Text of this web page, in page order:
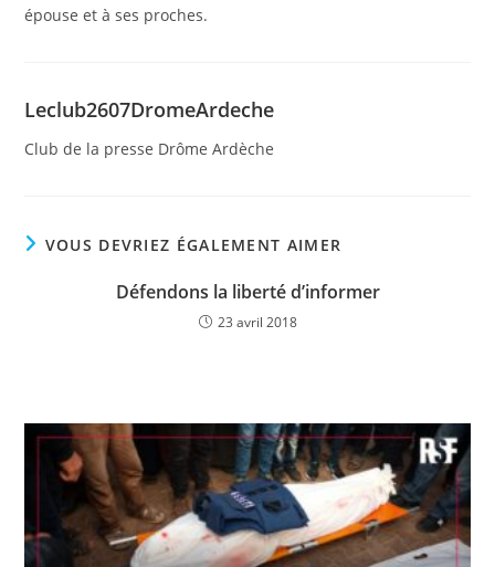
épouse et à ses proches.
Leclub2607DromeArdeche
Club de la presse Drôme Ardèche
VOUS DEVRIEZ ÉGALEMENT AIMER
Défendons la liberté d’informer
23 avril 2018